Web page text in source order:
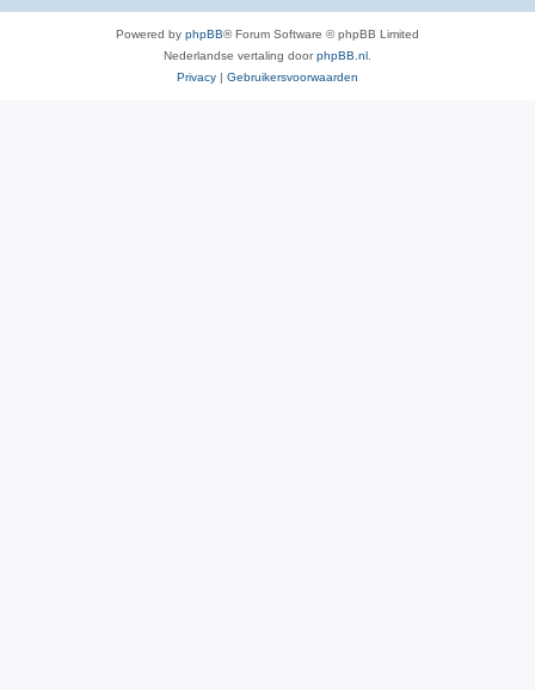
Powered by phpBB® Forum Software © phpBB Limited
Nederlandse vertaling doorphpBB.nl
Privacy | Gebruikersvoorwaarden